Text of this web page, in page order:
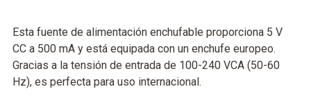
Esta fuente de alimentación enchufable proporciona 5 V
CC a 500 mA y está equipada con un enchufe europeo.
Gracias a la tensión de entrada de 100-240 VCA (50-60
Hz), es perfecta para uso internacional.